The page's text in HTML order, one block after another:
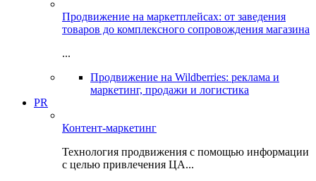
Продвижение на маркетплейсах: от заведения
товаров до комплексного сопровождения магазина
...
Продвижение на Wildberries: реклама и
маркетинг, продажи и логистика
PR
Контент-маркетинг
Технология продвижения с помощью информации
с целью привлечения ЦА...